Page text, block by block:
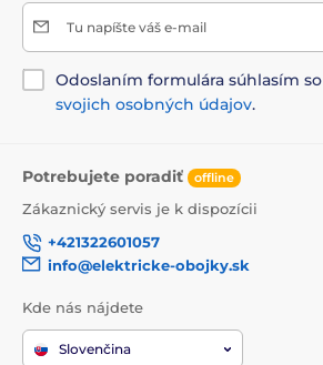
Tu napíšte váš e-mail
Odoslaním formulára súhlasím so
svojich osobných údajov.
Potrebujete poradiť offline
Zákaznický servis je k dispozícii
+421322601057
info@elektricke-obojky.sk
Kde nás nájdete
Slovenčina